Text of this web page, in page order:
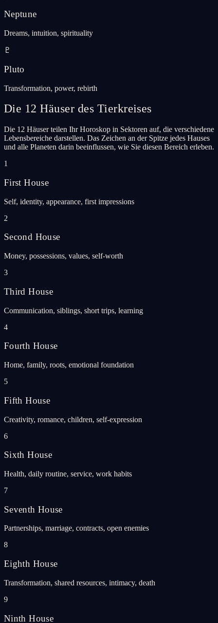
Neptune
Dreams, intuition, spirituality
♇
Pluto
Transformation, power, rebirth
Die 12 Häuser des Tierkreises
Die 12 Häuser teilen Ihr Horoskop in Sektoren auf, die verschiedene
Lebensbereiche darstellen. Das Zeichen an der Spitze jedes Hauses
und alle Planeten darin beeinflussen, wie Sie diesen Bereich erleben.
1
First House
Self, identity, appearance, first impressions
2
Second House
Money, possessions, values, self-worth
3
Third House
Communication, siblings, short trips, learning
4
Fourth House
Home, family, roots, emotional foundation
5
Fifth House
Creativity, romance, children, self-expression
6
Sixth House
Health, daily routine, service, work habits
7
Seventh House
Partnerships, marriage, contracts, open enemies
8
Eighth House
Transformation, shared resources, intimacy, death
9
Ninth House